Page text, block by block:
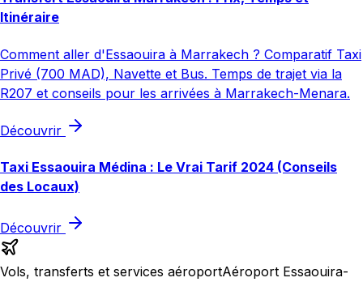
Itinéraire
Comment aller d'Essaouira à Marrakech ? Comparatif Taxi
Privé (700 MAD), Navette et Bus. Temps de trajet via la
R207 et conseils pour les arrivées à Marrakech-Menara.
Découvrir
Taxi Essaouira Médina : Le Vrai Tarif 2024 (Conseils
des Locaux)
Découvrir
Vols, transferts et services aéroportAéroport Essaouira-